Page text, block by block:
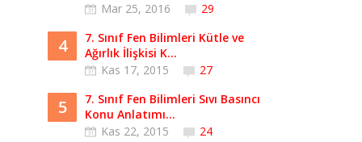
Mar 25, 2016
29
4
7. Sınıf Fen Bilimleri Kütle ve
Ağırlık İlişkisi K...
Kas 17, 2015
27
5
7. Sınıf Fen Bilimleri Sıvı Basıncı
Konu Anlatımı...
Kas 22, 2015
24